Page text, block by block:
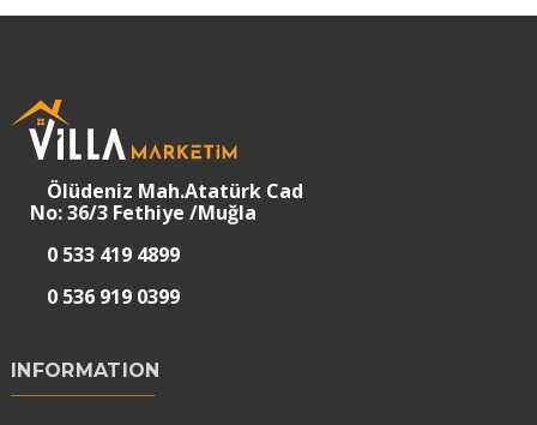
Ölüdeniz Mah.Atatürk Cad
No: 36/3 Fethiye /Muğla
0 533 419 4899
0 536 919 0399
INFORMATION